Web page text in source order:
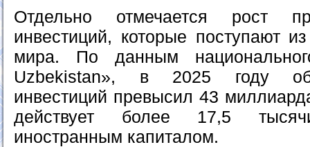
Отдельно отмечается рост
инвестиций, которые поступают
мира. По данным
Uzbekistan», в 2025 году
инвестиций превысил 43
действует более 17,5
иностранным капиталом.